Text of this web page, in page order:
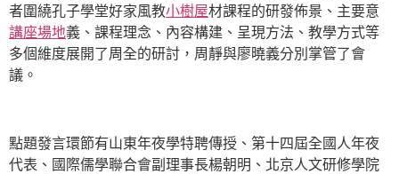
者圍繞孔子學堂好家風教小樹屋材課程的研發佈景、主要意
講座場地義、課程理念、內容構建、呈現方法、教學方式等
多個維度展開了周全的研討，周靜與廖曉義分別掌管了會
議。
點題發言環節有山東年夜學特聘傳授、第十四屆全國人年夜
代表、國際儒學聯合會副理事長楊朝明、北京人文研修學院